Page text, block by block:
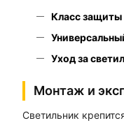
Класс защиты
Уход за
Монтаж и
Светильник